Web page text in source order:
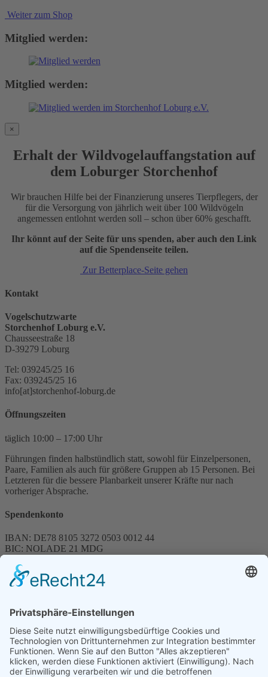
Weiter zum Shop
Mitglied werden:
Mitglied werden:
×
Erhalt der Wildvogelauffangstation auf
dem Loburger Storchenhof
Wir brauchen Hilfe bei der Finanzierung unseres Tierpflegers, der
für die Versorgung von jährlich weit über 100 Wildvögeln
angemessen entlohnt werden soll – schon über 60% geschafft.
Ihr könnt auf der Seite für uns spenden, aber auch den Link
auf die Spendenseite teilen.
Zur Betterplace-Seite gehen
Kontakt
Vogelschutzwarte
Storchenhof Loburg e.V.
Chausseestraße 18
D-39279 Loburg
Tel: 039245/25 16
Fax: 039245/25 16
info[at]storchenhof-loburg.de
Öffnungszeiten
täglich 10:00 – 17:00 Uhr
Führungen finden halbstündlich statt, sowohl für Einzelpersonen,
Paare, Familien als auch für größere Gruppen ab 15 Personen. Bei
Letzteren für die bessere Planbarkeit unserer Kräfte nur nach
vorheriger Absprache.
Spendenkonto
IBAN: DE78 8105 3272 0503 0012 44
BIC: NOLADE 21 MDG
Spenden können steuerlich abgesetzt werden
Förderung
© 1987 – 2025